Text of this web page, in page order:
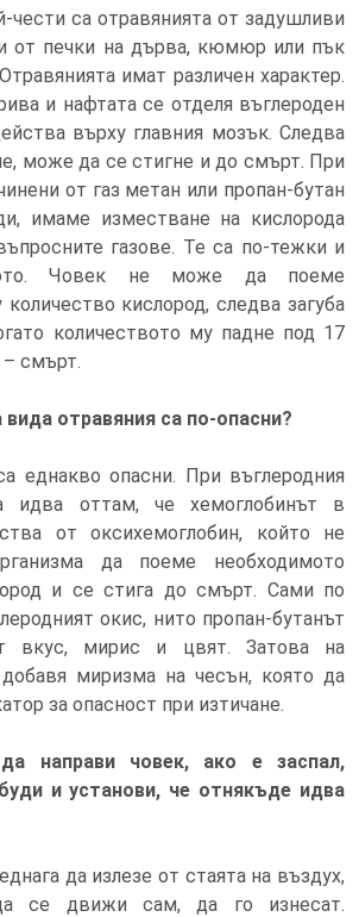
чести са отравянията от задушливи
от печки на дърва, кюмюр или пък
имат различен характер.
и нафтата се отделя въглероден
върху главния мозък. Следва
може да се стигне и до смърт. При
от газ метан или пропан-бутан
имаме изместване на кислорода
газове. Те са по-тежки и
Човек не може да поеме
кислород, следва загуба
количеството му падне под 17
смърт.
отравяния са по-опасни?
еднакво опасни. При въглеродния
идва оттам, че хемоглобинът в
от оксихемоглобин, който не
да поеме необходимото
и се стига до смърт. Сами по
окис, нито пропан-бутанът
вкус, мирис и цвят. Затова на
миризма на чесън, която да
за опасност при изтичане.
направи човек, ако е заспал,
и установи, че отнякъде идва
да излезе от стаята на въздух,
се движи сам, да го изнесат.